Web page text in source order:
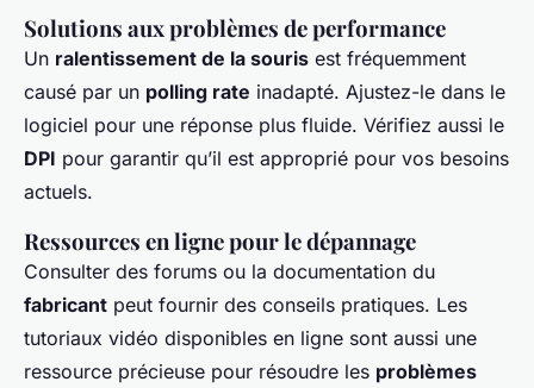
Solutions aux problèmes de performance
Un ralentissement de la souris est fréquemment
causé par un polling rate inadapté. Ajustez-le dans le
logiciel pour une réponse plus fluide. Vérifiez aussi le
DPI pour garantir qu’il est approprié pour vos besoins
actuels.
Ressources en ligne pour le dépannage
Consulter des forums ou la documentation du
fabricant peut fournir des conseils pratiques. Les
tutoriaux vidéo disponibles en ligne sont aussi une
ressource précieuse pour résoudre les problèmes